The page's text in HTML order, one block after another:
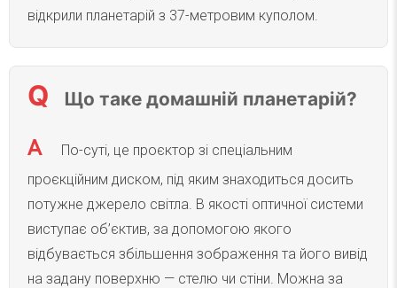
відкрили планетарій з 37-метровим куполом.
Що таке домашній планетарій?
По-суті, це проєктор зі спеціальним
проєкційним диском, під яким знаходиться досить
потужне джерело світла. В якості оптичної системи
виступає об’єктив, за допомогою якого
відбувається збільшення зображення та його вивід
на задану поверхню — стелю чи стіни. Можна за